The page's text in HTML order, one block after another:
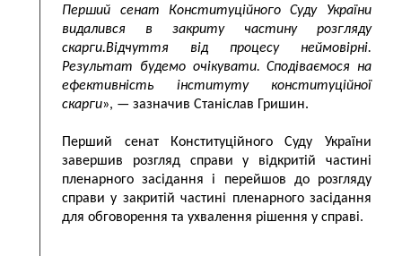
Перший сенат Конституційного Суду України
видалився в закриту частину розгляду
скарги.Відчуття від процесу неймовірні.
Результат будемо очікувати. Сподіваємося на
ефективність інституту конституційної
скарги», — зазначив Станіслав Гришин.
Перший сенат Конституційного Суду України
завершив розгляд справи у відкритій частині
пленарного засідання і перейшов до розгляду
справи у закритій частині пленарного засідання
для обговорення та ухвалення рішення у справі.